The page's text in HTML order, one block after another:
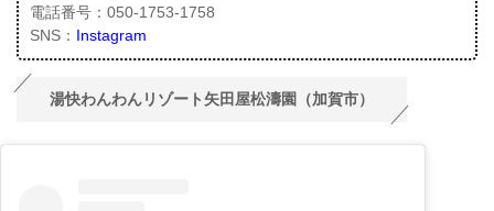
電話番号：050-1753-1758
SNS： Instagram
湯快わんわんリゾート矢田屋松濤園（加賀市）